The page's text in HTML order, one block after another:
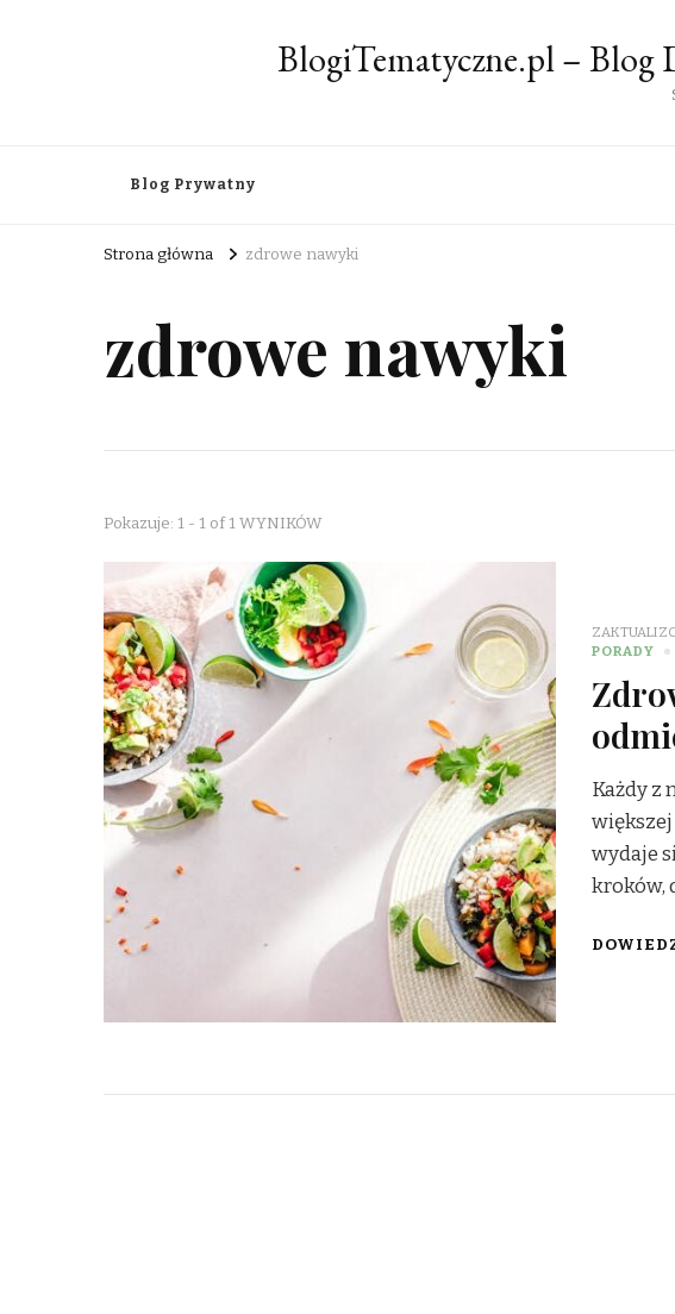
BlogiTematyczne.pl –
Blog Prywatny
Strona główna zdrowe nawyki
zdrowe nawyki
Pokazuje: 1 - 1 of 1 WYNIKÓW
PORADY
Każdy z
większej
wydaje
kroków,